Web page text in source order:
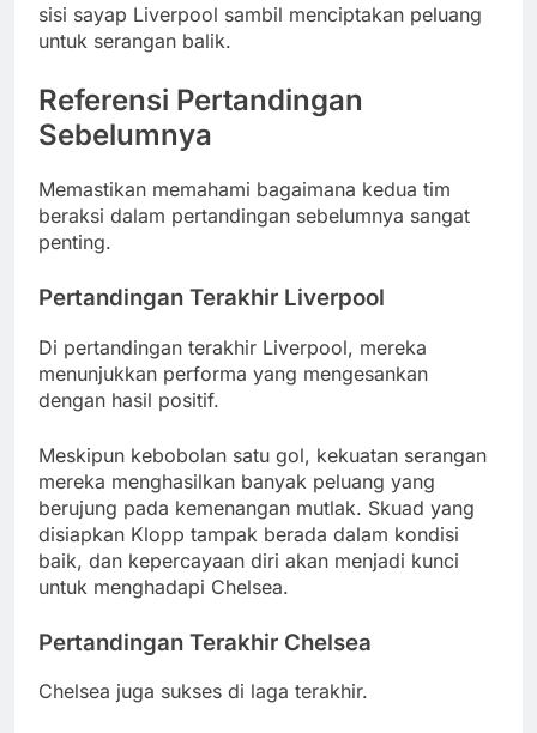
sisi sayap Liverpool sambil menciptakan peluang
untuk serangan balik.
Referensi Pertandingan
Sebelumnya
Memastikan memahami bagaimana kedua tim
beraksi dalam pertandingan sebelumnya sangat
penting.
Pertandingan Terakhir Liverpool
Di pertandingan terakhir Liverpool, mereka
menunjukkan performa yang mengesankan
dengan hasil positif.
Meskipun kebobolan satu gol, kekuatan serangan
mereka menghasilkan banyak peluang yang
berujung pada kemenangan mutlak. Skuad yang
disiapkan Klopp tampak berada dalam kondisi
baik, dan kepercayaan diri akan menjadi kunci
untuk menghadapi Chelsea.
Pertandingan Terakhir Chelsea
Chelsea juga sukses di laga terakhir.